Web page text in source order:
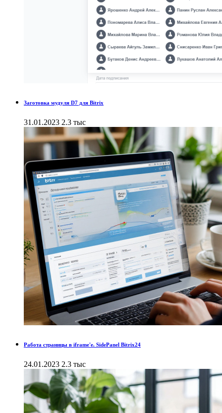
Заготовка мудуля D7 для Bitrix
31.01.2023 2.3 тыс
Работа страницы в iframe'е. SidePanel Bitrix24
24.01.2023 2.3 тыс